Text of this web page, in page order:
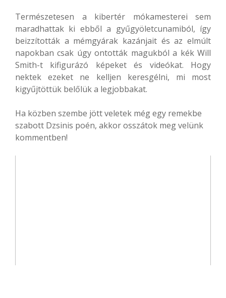
Természetesen a kibertér mókamesterei sem
maradhattak ki ebből a gyűgyöletcunamiból, így
beizzították a mémgyárak kazánjait és az elmúlt
napokban csak úgy ontották magukból a kék Will
Smith-t kifigurázó képeket és videókat. Hogy
nektek ezeket ne kelljen keresgélni, mi most
kigyűjtöttük belőlük a legjobbakat.
Ha közben szembe jött veletek még egy remekbe
szabott Dzsinis poén, akkor osszátok meg velünk
kommentben!